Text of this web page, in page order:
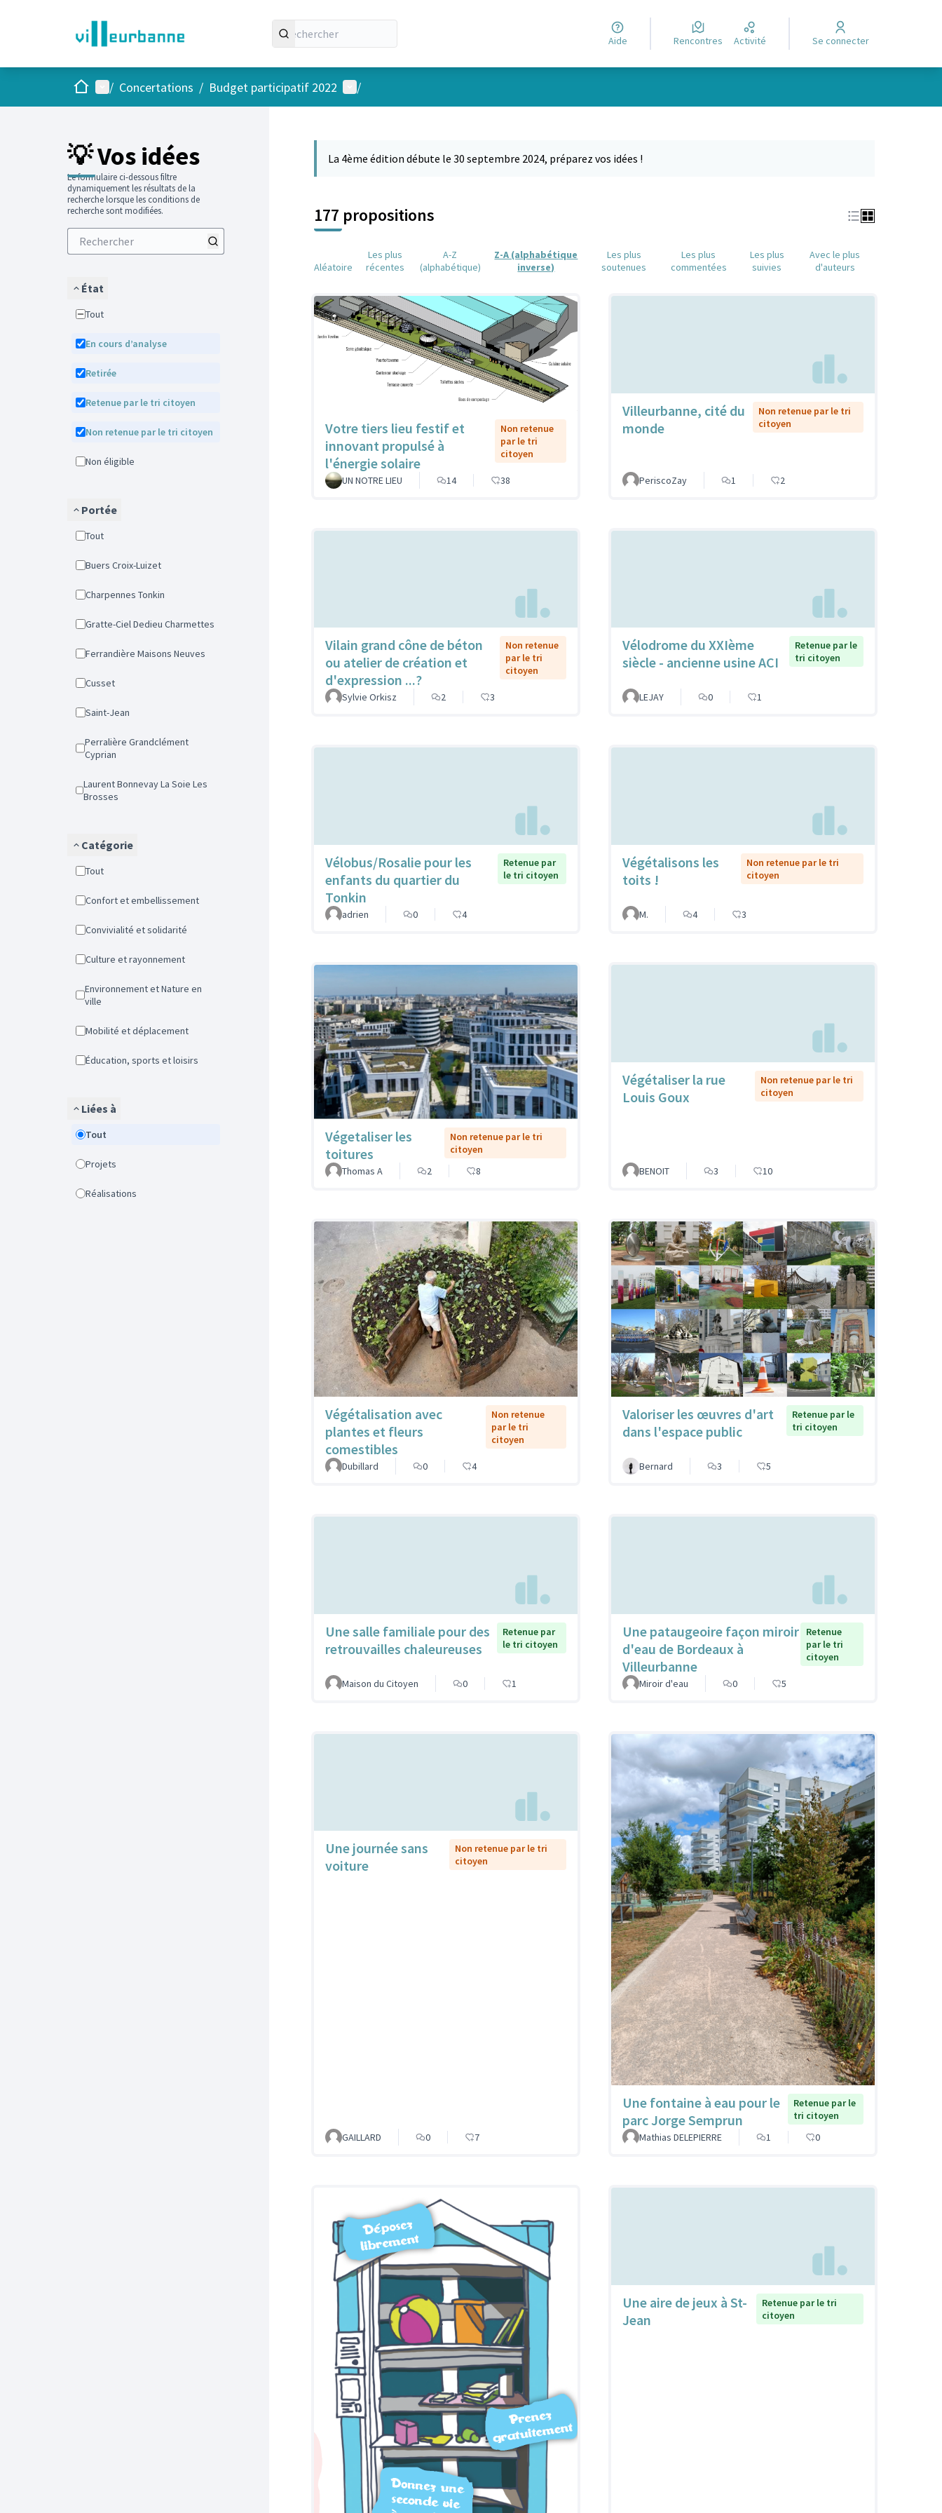
Aide Rencontres Activité Se connecter
AccueilMenu principal
/ Concertations / Budget participatif 2022 Menu utilisateur
/
💡 Vos idées
Le formulaire ci-dessous filtre
dynamiquement les résultats de la
recherche lorsque les conditions de
recherche sont modifiées.
État
Tout
En cours d’analyse
Retirée
Retenue par le tri citoyen
Non retenue par le tri citoyen
Non éligible
Portée
Tout
Buers Croix-Luizet
Charpennes Tonkin
Gratte-Ciel Dedieu Charmettes
Ferrandière Maisons Neuves
Cusset
Saint-Jean
Perralière Grandclément
Cyprian
Laurent Bonnevay La Soie Les
Brosses
Catégorie
Tout
Confort et embellissement
Convivialité et solidarité
Culture et rayonnement
Environnement et Nature en
ville
Mobilité et déplacement
Éducation, sports et loisirs
Liées à
Tout
Projets
Réalisations
La 4ème édition débute le 30 septembre 2024, préparez vos idées !
177 propositions
Aléatoire
Les plus
récentes
A-Z
(alphabétique)
Z-A (alphabétique
inverse)
Les plus
soutenues
Les plus
commentées
Les plus
suivies
Avec le plus
d'auteurs
Votre tiers lieu festif et
innovant propulsé à
l'énergie solaire
Non retenue
par le tri
citoyen
UN NOTRE LIEU 14 38
Villeurbanne, cité du
monde
Non retenue par le tri
citoyen
PeriscoZay 1 2
Vilain grand cône de béton
ou atelier de création et
d'expression ...?
Non retenue
par le tri
citoyen
Sylvie Orkisz 2 3
Vélodrome du XXIème
siècle - ancienne usine ACI
Retenue par le
tri citoyen
LEJAY 0 1
Vélobus/Rosalie pour les
enfants du quartier du
Tonkin
Retenue par
le tri citoyen
adrien 0 4
Végétalisons les
toits !
Non retenue par le tri
citoyen
M. 4 3
Végetaliser les
toitures
Non retenue par le tri
citoyen
Thomas A
2 8
Végétaliser la rue
Louis Goux
Non retenue par le tri
citoyen
BENOIT 3 10
Végétalisation avec
plantes et fleurs
comestibles
Non retenue
par le tri
citoyen
Dubillard 0 4
Valoriser les œuvres d'art
dans l'espace public
Retenue par le
tri citoyen
Bernard 3 5
Une salle familiale pour des
retrouvailles chaleureuses
Retenue par
le tri citoyen
Maison du Citoyen 0 1
Une pataugeoire façon miroir
d'eau de Bordeaux à
Villeurbanne
Retenue
par le tri
citoyen
Miroir d'eau 0 5
Une journée sans
voiture
Non retenue par le tri
citoyen
GAILLARD 0 7
Une fontaine à eau pour le
parc Jorge Semprun
Retenue par le
tri citoyen
Mathias DELEPIERRE
1 0
Une aire de jeux à St-
Jean
Retenue par le tri
citoyen